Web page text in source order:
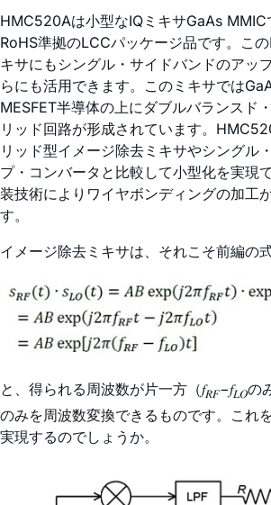
HMC520Aは小型なIQミキサGaAs MMIC
RoHS準拠のLCCパッケージ品です。こ
キサにもシングル・サイドバンドのアッ
らにも活用できます。このミキサでは
MESFET半導体の上にダブルバランスド
リッド回路が形成されています。
リッド型イメージ除去ミキサやシングル
プ・コンバータと比較して小型化を実現
装技術によりワイヤボンディングの加工
す。
イメージ除去ミキサは、それこそ前編の
と、得られる周波数が片一方（𝑓𝑅𝐹−𝑓𝐿𝑂の
のみを周波数変換できるものです。これ
実現するのでしょうか。